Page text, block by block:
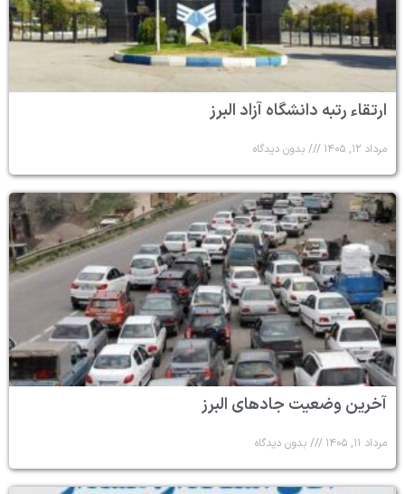
ارتقاء رتبه دانشگاه آزاد البرز
مرداد ۱۲, ۱۴۰۵ بدون دیدگاه
آخرین وضعیت جادهای البرز
مرداد ۱۱, ۱۴۰۵ بدون دیدگاه